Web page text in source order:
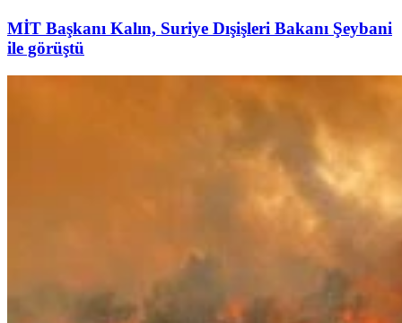
MİT Başkanı Kalın, Suriye Dışişleri Bakanı Şeybani
ile görüştü